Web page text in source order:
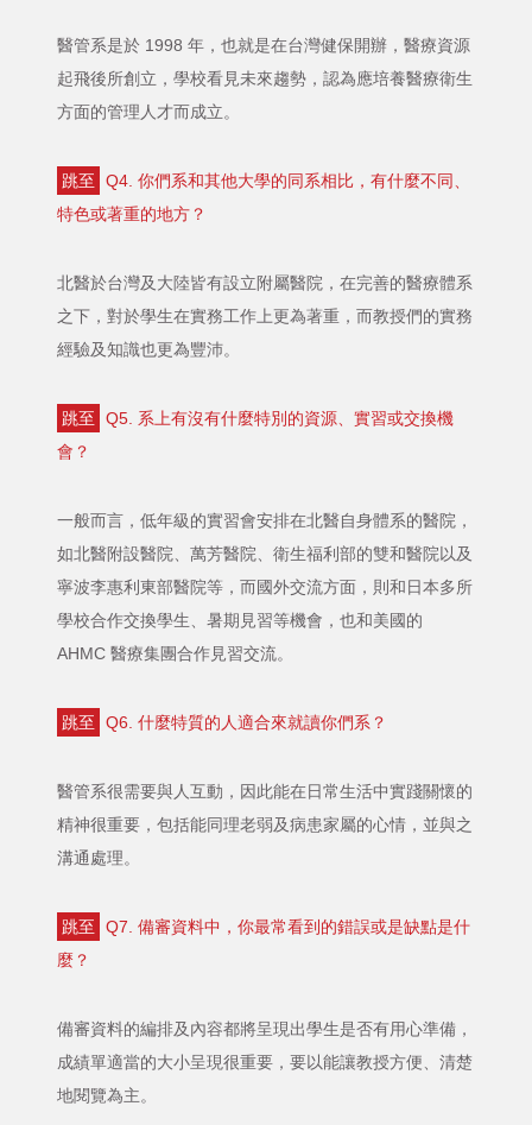
醫管系是於 1998 年，也就是在台灣健保開辦，醫療資源
起飛後所創立，學校看見未來趨勢，認為應培養醫療衛生
方面的管理人才而成立。
跳至
Q4. 你們系和其他大學的同系相比，有什麼不同、
特色或著重的地方？
北醫於台灣及大陸皆有設立附屬醫院，在完善的醫療體系
之下，對於學生在實務工作上更為著重，而教授們的實務
經驗及知識也更為豐沛。
跳至
Q5. 系上有沒有什麼特別的資源、實習或交換機
會？
一般而言，低年級的實習會安排在北醫自身體系的醫院，
如北醫附設醫院、萬芳醫院、衛生福利部的雙和醫院以及
寧波李惠利東部醫院等，而國外交流方面，則和日本多所
學校合作交換學生、暑期見習等機會，也和美國的
AHMC 醫療集團合作見習交流。
跳至 Q6. 什麼特質的人適合來就讀你們系？
醫管系很需要與人互動，因此能在日常生活中實踐關懷的
精神很重要，包括能同理老弱及病患家屬的心情，並與之
溝通處理。
跳至
Q7. 備審資料中，你最常看到的錯誤或是缺點是什
麼？
備審資料的編排及內容都將呈現出學生是否有用心準備，
成績單適當的大小呈現很重要，要以能讓教授方便、清楚
地閱覽為主。